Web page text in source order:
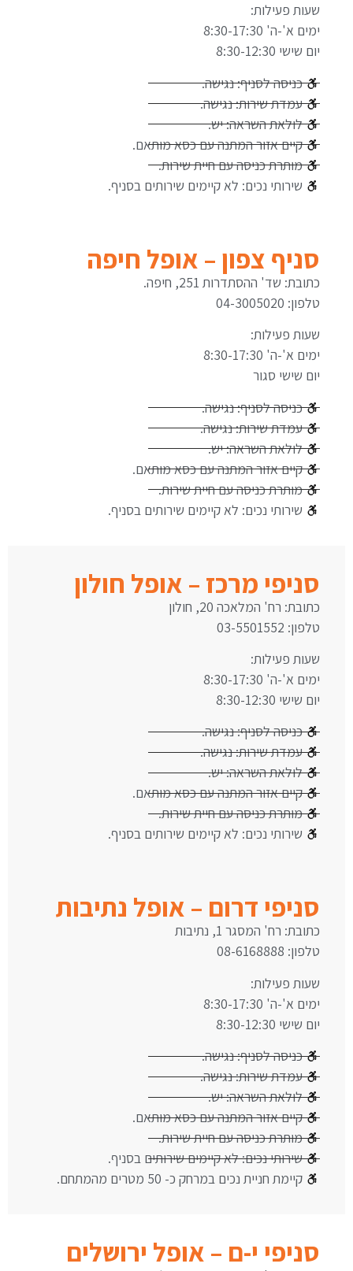
שעות פעילות:
ימים א'-ה' 8:30-17:30
יום שישי 8:30-12:30
כניסה לסניף: נגישה.
עמדת שירות: נגישה.
לולאת השראה: יש.
קיים אזור המתנה עם כסא מותאם.
מותרת כניסה עם חיית שירות.
שירותי נכים: לא קיימים שירותים בסניף.
סניף צפון – אופל חיפה
כתובת: שד' ההסתדרות 251, חיפה.
טלפון: 04-3005020
שעות פעילות:
ימים א'-ה' 8:30-17:30
יום שישי סגור
כניסה לסניף: נגישה.
עמדת שירות: נגישה.
לולאת השראה: יש.
קיים אזור המתנה עם כסא מותאם.
מותרת כניסה עם חיית שירות.
שירותי נכים: לא קיימים שירותים בסניף.
סניפי מרכז – אופל חולון
כתובת: רח' המלאכה 20, חולון
טלפון: 03-5501552
שעות פעילות:
ימים א'-ה' 8:30-17:30
יום שישי 8:30-12:30
כניסה לסניף: נגישה.
עמדת שירות: נגישה.
לולאת השראה: יש.
קיים אזור המתנה עם כסא מותאם.
מותרת כניסה עם חיית שירות.
שירותי נכים: לא קיימים שירותים בסניף.
סניפי דרום – אופל נתיבות
כתובת: רח' המסגר 1, נתיבות
טלפון: 08-6168888
שעות פעילות:
ימים א'-ה' 8:30-17:30
יום שישי 8:30-12:30
כניסה לסניף: נגישה.
עמדת שירות: נגישה.
לולאת השראה: יש.
קיים אזור המתנה עם כסא מותאם.
מותרת כניסה עם חיית שירות.
שירותי נכים: לא קיימים שירותים בסניף.
קיימת חניית נכים במרחק כ- 50 מטרים מהמתחם.
סניפי י-ם – אופל ירושלים